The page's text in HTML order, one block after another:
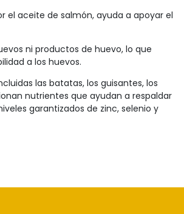
el aceite de salmón, ayuda a apoyar el
ni productos de huevo, lo que
a los huevos.
las batatas, los guisantes, los
nutrientes que ayudan a respaldar
garantizados de zinc, selenio y